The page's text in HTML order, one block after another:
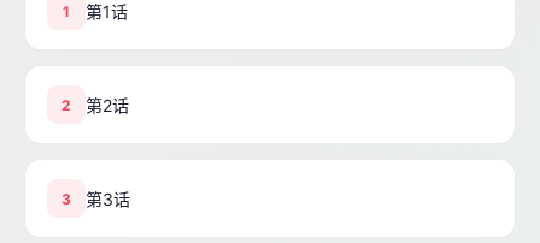
1 第1话
2 第2话
3 第3话